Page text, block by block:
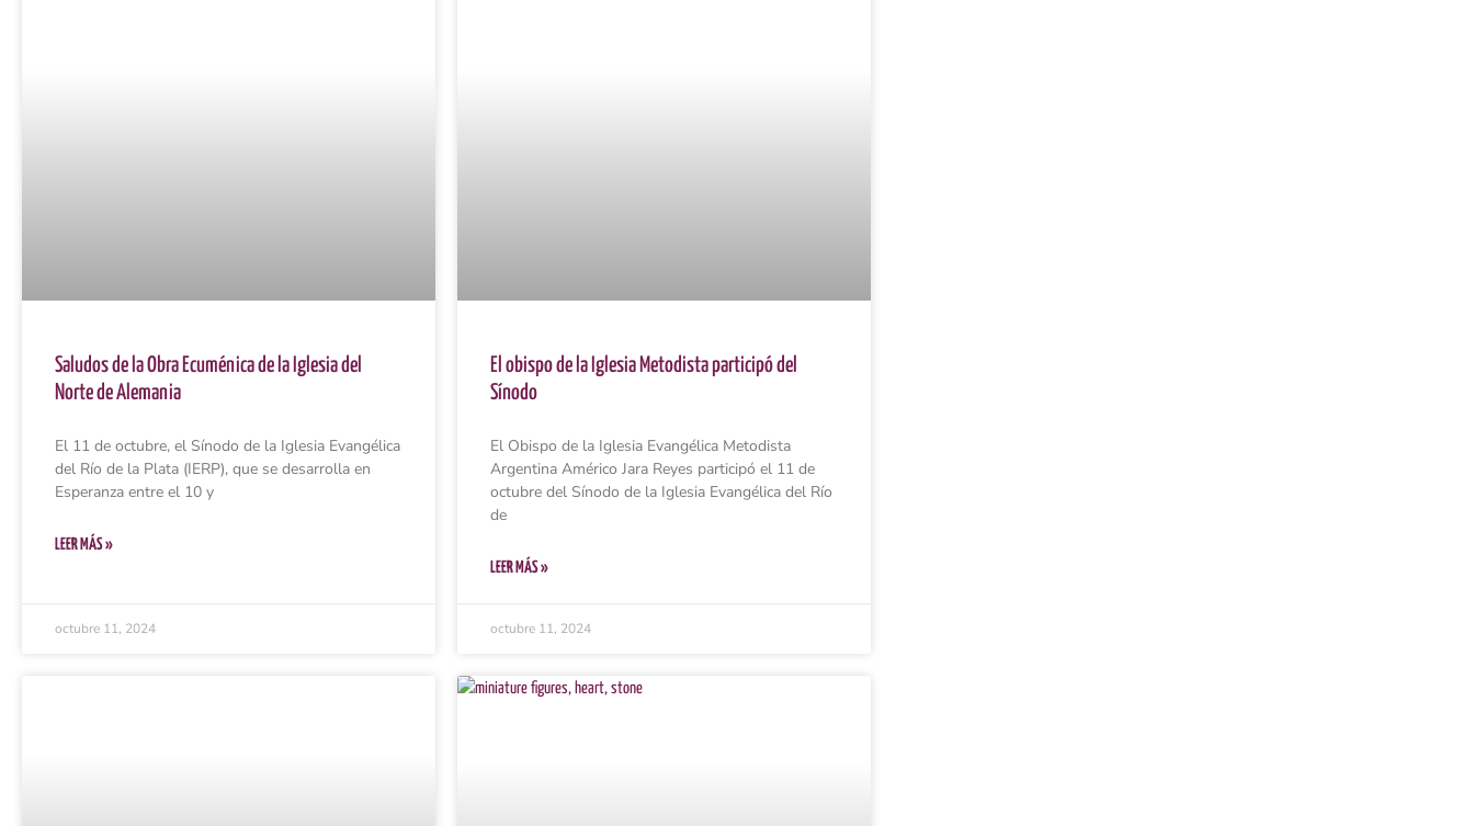
Saludos de la Obra Ecuménica de la Iglesia del
Norte de Alemania
El 11 de octubre, el Sínodo de la Iglesia Evangélica
del Río de la Plata (IERP), que se desarrolla en
Esperanza entre el 10 y
LEER MÁS »
octubre 11, 2024
El obispo de la Iglesia Metodista participó del
Sínodo
El Obispo de la Iglesia Evangélica Metodista
Argentina Américo Jara Reyes participó el 11 de
octubre del Sínodo de la Iglesia Evangélica del Río
de
LEER MÁS »
octubre 11, 2024